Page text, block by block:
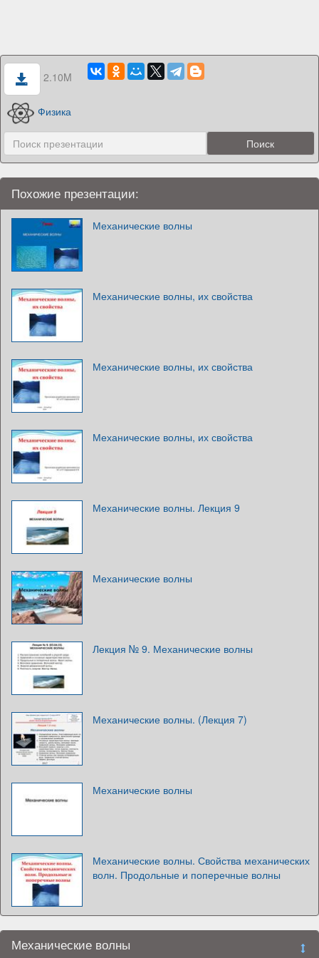
2.10M
Физика
Похожие презентации:
Механические волны
Механические волны, их свойства
Механические волны, их свойства
Механические волны, их свойства
Механические волны. Лекция 9
Механические волны
Лекция № 9. Механические волны
Механические волны. (Лекция 7)
Механические волны
Механические волны. Свойства механических
волн. Продольные и поперечные волны
Механические волны